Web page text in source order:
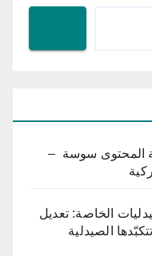
المحتوى سوسة –
الخاصة: تعديل
الصيدلية